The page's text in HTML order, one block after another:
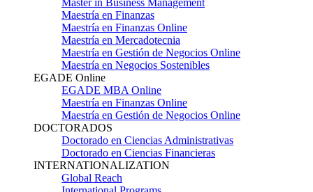
Master in Business Management
Maestría en Finanzas
Maestría en Finanzas Online
Maestría en Mercadotecnia
Maestría en Gestión de Negocios Online
Maestría en Negocios Sostenibles
EGADE Online
EGADE MBA Online
Maestría en Finanzas Online
Maestría en Gestión de Negocios Online
DOCTORADOS
Doctorado en Ciencias Administrativas
Doctorado en Ciencias Financieras
INTERNATIONALIZATION
Global Reach